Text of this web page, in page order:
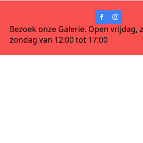
Bezoek onze Galerie. Open vrijdag,
zondag van 12:00 tot 17:00